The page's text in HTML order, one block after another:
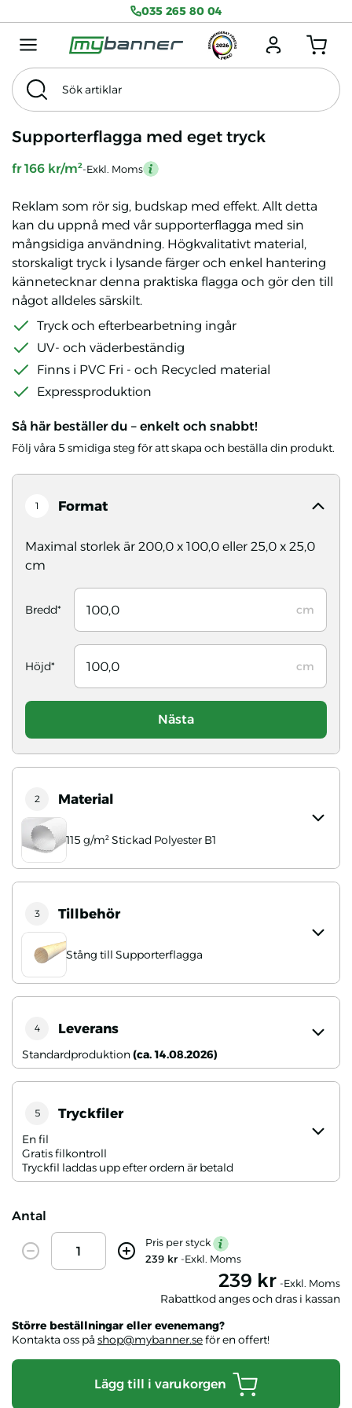
Sök artiklar
Sök
035 265 80 04
Logga in Antal produkter
Menu mobile
Exkl. Moms
Tema
Supporterflagga med eget tryck
fr 166 kr/m²-Exkl. Moms
mention
Reklam som rör sig, budskap med effekt. Allt detta
kan du uppnå med vår supporterflagga med sin
mångsidiga användning. Högkvalitativt material,
storskaligt tryck i lysande färger och enkel hantering
kännetecknar denna praktiska flagga och gör den till
något alldeles särskilt.
Tryck och efterbearbetning ingår
UV- och väderbeständig
Finns i PVC Fri - och Recycled material
Expressproduktion
Så här beställer du – enkelt och snabbt!
Följ våra 5 smidiga steg för att skapa och beställa din produkt.
1 Format
Maximal storlek är 200,0 x 100,0 eller 25,0 x 25,0
cm
Bredd* cm
Höjd* cm
Nästa
2 Material
115 g/m² Stickad Polyester B1
3 Tillbehör
Stång till Supporterflagga
4 Leverans
Standardproduktion (ca. 14.08.2026)
5 Tryckfiler
En fil
Gratis filkontroll
Tryckfil laddas upp efter ordern är betald
Antal
Decrease
Amount
Increase
Pris per styck
mention
239 kr -Exkl. Moms
239 kr -Exkl. Moms
Rabattkod anges och dras i kassan
Större beställningar eller evenemang?
Kontakta oss på shop@mybanner.seför en offert!
Lägg till i varukorgen